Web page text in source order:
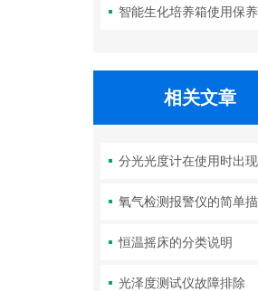
智能生化培养箱使用保
相关文章
氧气检测报警仪的简单
恒温摇床的分类说明
光泽度测试仪故障排除